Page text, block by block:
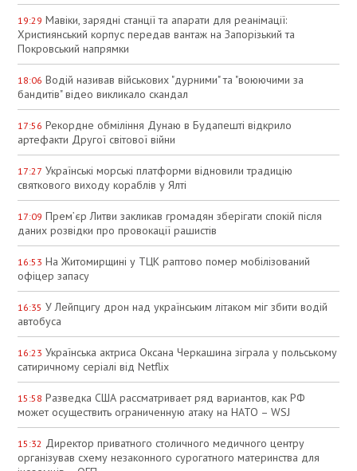
19:29 Мавіки, зарядні станції та апарати для реанімації:
Християнський корпус передав вантаж на Запорізький та
Покровський напрямки
18:06 Водій називав військових "дурними" та "воюючими за
бандитів" відео викликало скандал
17:56 Рекордне обміління Дунаю в Будапешті відкрило
артефакти Другої світової війни
17:27 Українські морські платформи відновили традицію
святкового виходу кораблів у Ялті
17:09 Прем’єр Литви закликав громадян зберігати спокій після
даних розвідки про провокації рашистів
16:53 На Житомирщині у ТЦК раптово помер мобілізований
офіцер запасу
16:35 У Лейпцигу дрон над українським літаком міг збити водій
автобуса
16:23 Українська актриса Оксана Черкашина зіграла у польському
сатиричному серіалі від Netflix
15:58 Разведка США рассматривает ряд вариантов, как РФ
может осуществить ограниченную атаку на НАТО – WSJ
15:32 Директор приватного столичного медичного центру
організував схему незаконного сурогатного материнства для